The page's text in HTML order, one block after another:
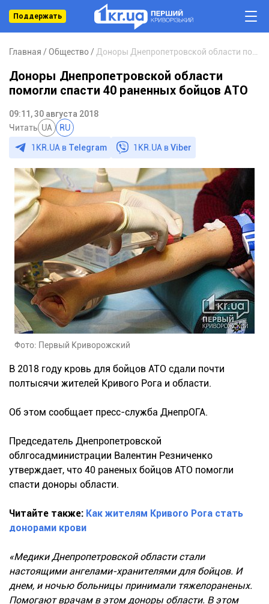
Поддержать
Главная Общество
Доноры Днепропетровской области
помогли спасти 40 раненных бойцов АТО
09:11, 30 августа 2018
Читать UA RU
1KR.UA в Telegram 1KR.UA вViber
Фото: Первый Криворожский
В 2018 году кровь для бойцов АТО сдали почти
полтысячи жителей Кривого Рога и области.
Об этом сообщает пресс-служба ДнепрОГА.
Председатель Днепропетровской
облгосадминистрации Валентин Резниченко
утверждает, что 40 раненых бойцов АТО помогли
спасти доноры области.
Читайте также: Как жителям Кривого Рога стать
донорами крови
«Медики Днепропетровской области стали
настоящими ангелами-хранителями для бойцов. И
днем, и ночью больницы принимали тяжелораненых.
Помогают врачам в этом доноры области. В этом